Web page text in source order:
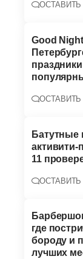
Good
Батутные
активити-
11
где
бороду и
лучших